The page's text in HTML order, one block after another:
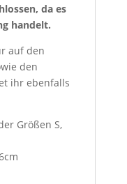
da es
handelt.
auf den
den
ihr ebenfalls
Größen S,